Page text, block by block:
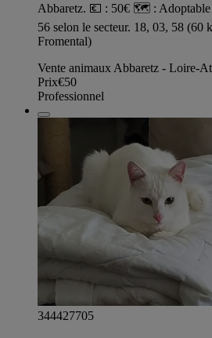
Abbaretz. 💶 : 50€ 🗺️ : Adoptable
56 selon le secteur. 18, 03, 58 (60
Fromental)
Vente animaux Abbaretz - Loire-
Prix€50
Professionnel
344427705